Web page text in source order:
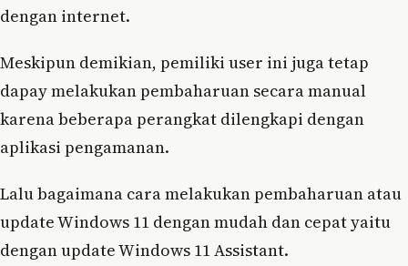
dengan internet.
Meskipun demikian, pemiliki user ini juga tetap
dapay melakukan pembaharuan secara manual
karena beberapa perangkat dilengkapi dengan
aplikasi pengamanan.
Lalu bagaimana cara melakukan pembaharuan atau
update Windows 11 dengan mudah dan cepat yaitu
dengan update Windows 11 Assistant.